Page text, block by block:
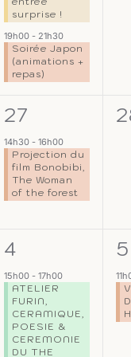
surprise !
19h00 - 21h30
Soirée Japon
(animations +
repas)
1
évènement,
27
14h30 - 16h00
Projection du
film Bonobibi,
The Woman
of the forest
0
1
évènement,
4
15h00 - 17h00
ATELIER
FURIN,
CERAMIQUE,
POESIE &
CEREMONIE
DU THE
1
5